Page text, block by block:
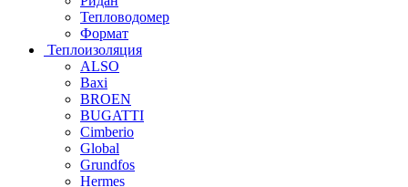
Тепловодомер
Формат
Теплоизоляция
ALSO
Baxi
BROEN
BUGATTI
Cimberio
Global
Grundfos
Hermes